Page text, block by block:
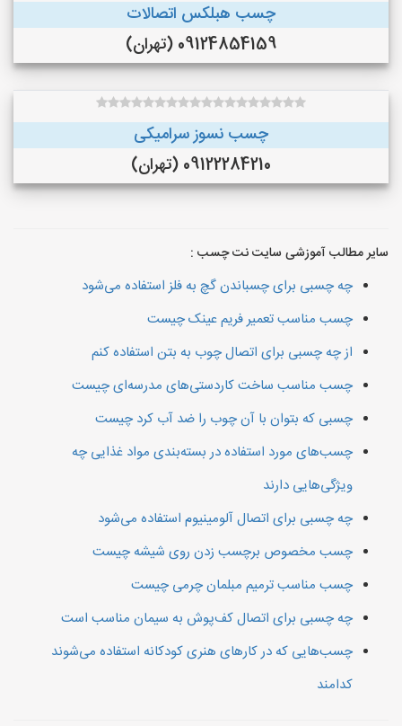
چسب هبلکس اتصالات
09124854159 (تهران)
چسب نسوز سرامیکی
09122284210 (تهران)
سایر مطالب آموزشی سایت نت چسب :
چه چسبی برای چسباندن گچ به فلز استفاده می‌شود
چسب مناسب تعمیر فریم عینک چیست
از چه چسبی برای اتصال چوب به بتن استفاده کنم
چسب مناسب ساخت کاردستی‌های مدرسه‌ای چیست
چسبی که بتوان با آن چوب را ضد آب کرد چیست
چسب‌های مورد استفاده در بسته‌بندی مواد غذایی چه
ویژگی‌هایی دارند
چه چسبی برای اتصال آلومینیوم استفاده می‌شود
چسب مخصوص برچسب زدن روی شیشه چیست
چسب مناسب ترمیم مبلمان چرمی چیست
چه چسبی برای اتصال کف‌پوش به سیمان مناسب است
چسب‌هایی که در کارهای هنری کودکانه استفاده می‌شوند
کدامند